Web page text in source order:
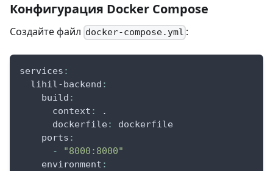
Конфигурация Docker Compose
Создайте файл docker-compose.yml :
services :
lihil-backend :
build :
context :
.
dockerfile :
dockerfile
ports :
-
"8000:8000"
environment :